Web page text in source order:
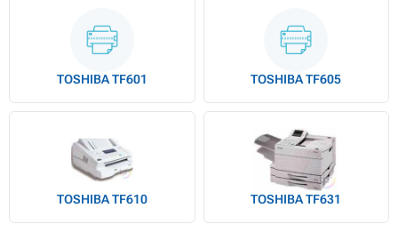
TOSHIBA TF601 TOSHIBA TF605
TOSHIBA TF610 TOSHIBA TF631